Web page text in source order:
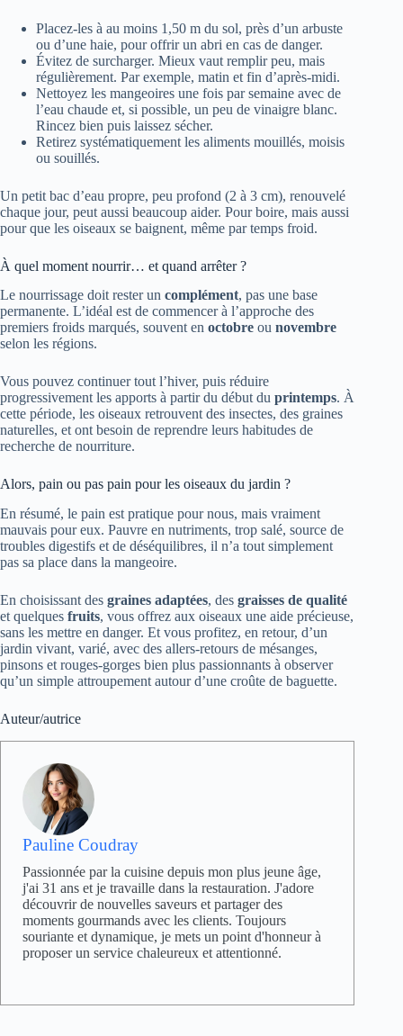
Placez-les à au moins 1,50 m du sol, près d’un arbuste
ou d’une haie, pour offrir un abri en cas de danger.
Évitez de surcharger. Mieux vaut remplir peu, mais
régulièrement. Par exemple, matin et fin d’après-midi.
Nettoyez les mangeoires une fois par semaine avec de
l’eau chaude et, si possible, un peu de vinaigre blanc.
Rincez bien puis laissez sécher.
Retirez systématiquement les aliments mouillés, moisis
ou souillés.
Un petit bac d’eau propre, peu profond (2 à 3 cm), renouvelé
chaque jour, peut aussi beaucoup aider. Pour boire, mais aussi
pour que les oiseaux se baignent, même par temps froid.
À quel moment nourrir… et quand arrêter ?
Le nourrissage doit rester un complément, pas une base
permanente. L’idéal est de commencer à l’approche des
premiers froids marqués, souvent en octobre ou novembre
selon les régions.
Vous pouvez continuer tout l’hiver, puis réduire
progressivement les apports à partir du début du printemps. À
cette période, les oiseaux retrouvent des insectes, des graines
naturelles, et ont besoin de reprendre leurs habitudes de
recherche de nourriture.
Alors, pain ou pas pain pour les oiseaux du jardin ?
En résumé, le pain est pratique pour nous, mais vraiment
mauvais pour eux. Pauvre en nutriments, trop salé, source de
troubles digestifs et de déséquilibres, il n’a tout simplement
pas sa place dans la mangeoire.
En choisissant des graines adaptées, des graisses de qualité
et quelques fruits, vous offrez aux oiseaux une aide précieuse,
sans les mettre en danger. Et vous profitez, en retour, d’un
jardin vivant, varié, avec des allers-retours de mésanges,
pinsons et rouges-gorges bien plus passionnants à observer
qu’un simple attroupement autour d’une croûte de baguette.
Auteur/autrice
Pauline Coudray
Passionnée par la cuisine depuis mon plus jeune âge,
j'ai 31 ans et je travaille dans la restauration. J'adore
découvrir de nouvelles saveurs et partager des
moments gourmands avec les clients. Toujours
souriante et dynamique, je mets un point d'honneur à
proposer un service chaleureux et attentionné.